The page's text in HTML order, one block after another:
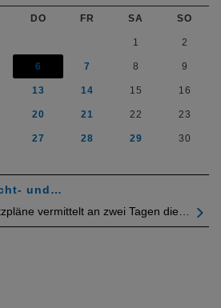
DO FR SA SO
1 2
6 7 8 9
13 14 15 16
20 21 22 23
27 28 29 30
und…
vermittelt an zwei Tagen die…